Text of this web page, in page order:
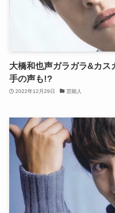
大橋和也声ガラガラ&カ
手の声も!?
2022年12月29日 芸能人